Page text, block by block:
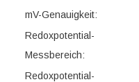
mV-Genauigkeit:
Redoxpotential-
Messbereich:
Redoxpotential-